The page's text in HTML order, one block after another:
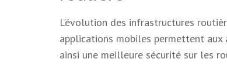
L’évolution des infrastructures
applications mobiles permettent
ainsi une meilleure sécurité sur les